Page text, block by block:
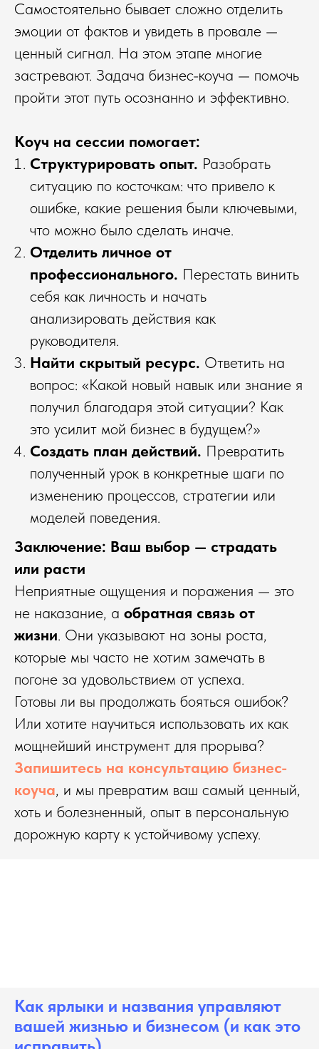
Самостоятельно бывает сложно отделить
эмоции от фактов и увидеть в провале —
ценный сигнал. На этом этапе многие
застревают. Задача бизнес-коуча — помочь
пройти этот путь осознанно и эффективно.
Коуч на сессии помогает:
Структурировать опыт. Разобрать
ситуацию по косточкам: что привело к
ошибке, какие решения были ключевыми,
что можно было сделать иначе.
Отделить личное от
профессионального. Перестать винить
себя как личность и начать
анализировать действия как
руководителя.
Найти скрытый ресурс. Ответить на
вопрос: «Какой новый навык или знание я
получил благодаря этой ситуации? Как
это усилит мой бизнес в будущем?»
Создать план действий. Превратить
полученный урок в конкретные шаги по
изменению процессов, стратегии или
моделей поведения.
Заключение: Ваш выбор — страдать
или расти
Неприятные ощущения и поражения — это
не наказание, а обратная связь от
жизни. Они указывают на зоны роста,
которые мы часто не хотим замечать в
погоне за удовольствием от успеха.
Готовы ли вы продолжать бояться ошибок?
Или хотите научиться использовать их как
мощнейший инструмент для прорыва?
Запишитесь на консультацию бизнес-
коуча, и мы превратим ваш самый ценный,
хоть и болезненный, опыт в персональную
дорожную карту к устойчивому успеху.
Как ярлыки и названия управляют
вашей жизнью и бизнесом (и как это